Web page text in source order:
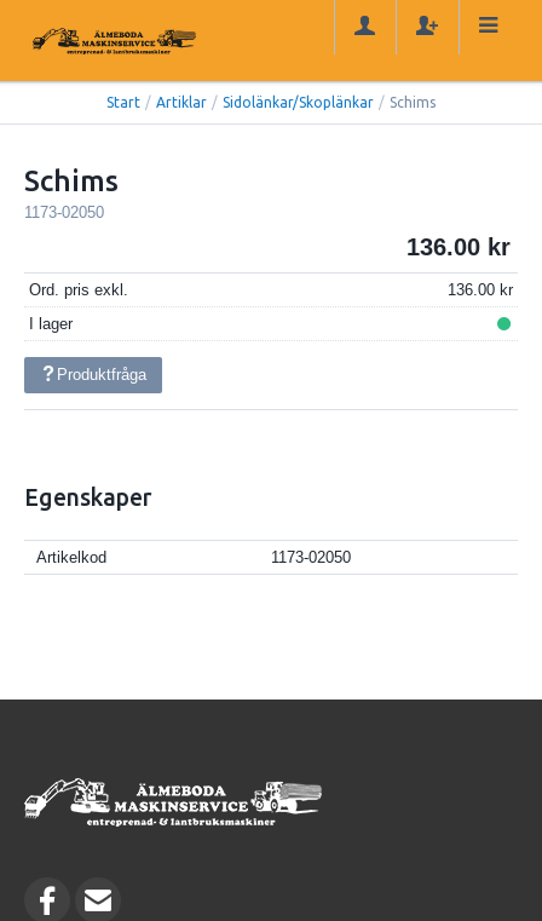
Start / Artiklar / Sidolänkar/Skoplänkar / Schims
Schims
1173-02050
136.00
Ord. pris exkl.
136.00
I lager
Produktfråga
Egenskaper
Artikelkod 1173-02050